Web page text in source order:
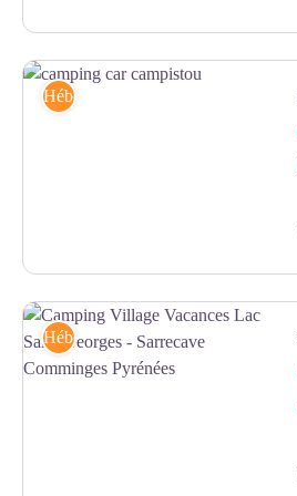
Hébergements
Hébergements